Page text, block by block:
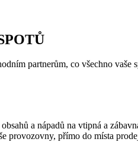
partnerům, co všechno vaše
a nápadů na vtipná a
provozovny, přímo do místa